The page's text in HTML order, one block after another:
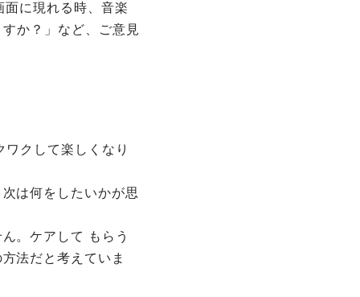
に現れる時、音楽
か？」など、ご意見
クして楽しくなり
は何をしたいかが思
。ケアして もらう
法だと考えていま